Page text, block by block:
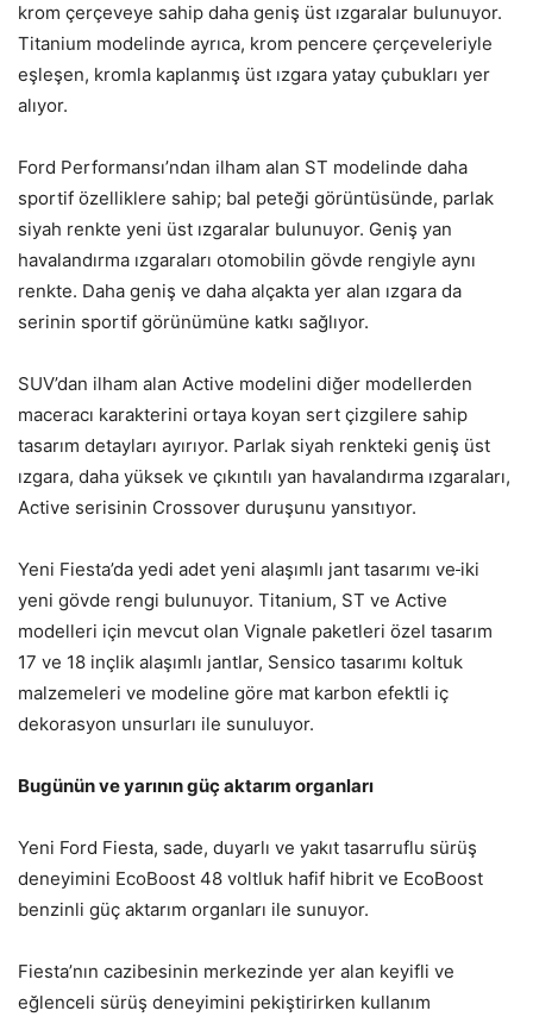
krom çerçeveye sahip daha geniş üst ızgaralar bulunuyor.
Titanium modelinde ayrıca, krom pencere çerçeveleriyle
eşleşen, kromla kaplanmış üst ızgara yatay çubukları yer
alıyor.
Ford Performansı’ndan ilham alan ST modelinde daha
sportif özelliklere sahip; bal peteği görüntüsünde, parlak
siyah renkte yeni üst ızgaralar bulunuyor. Geniş yan
havalandırma ızgaraları otomobilin gövde rengiyle aynı
renkte. Daha geniş ve daha alçakta yer alan ızgara da
serinin sportif görünümüne katkı sağlıyor.
SUV’dan ilham alan Active modelini diğer modellerden
maceracı karakterini ortaya koyan sert çizgilere sahip
tasarım detayları ayırıyor. Parlak siyah renkteki geniş üst
ızgara, daha yüksek ve çıkıntılı yan havalandırma ızgaraları,
Active serisinin Crossover duruşunu yansıtıyor.
Yeni Fiesta’da yedi adet yeni alaşımlı jant tasarımı ve iki
yeni gövde rengi bulunuyor. Titanium, ST ve Active
modelleri için mevcut olan Vignale paketleri özel tasarım
17 ve 18 inçlik alaşımlı jantlar, Sensico tasarımı koltuk
malzemeleri ve modeline göre mat karbon efektli iç
dekorasyon unsurları ile sunuluyor.
Bugünün ve yarının güç aktarım organları
Yeni Ford Fiesta, sade, duyarlı ve yakıt tasarruflu sürüş
deneyimini EcoBoost 48 voltluk hafif hibrit ve EcoBoost
benzinli güç aktarım organları ile sunuyor.
Fiesta’nın cazibesinin merkezinde yer alan keyifli ve
eğlenceli sürüş deneyimini pekiştirirken kullanım